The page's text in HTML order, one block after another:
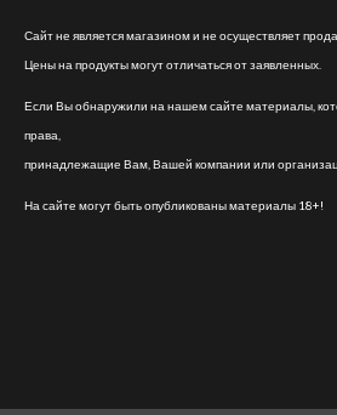
Сайт не является магазином и не осуществляет
Цены на продукты могут отличаться от заявленных.
Если Вы обнаружили на нашем сайте материалы,
права,
принадлежащие Вам, Вашей компании или
На сайте могут быть опубликованы материалы 18+!